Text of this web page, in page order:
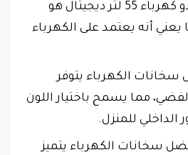
النوع: سخان تورنيدو كهرباء 55 لتر ديجيتال هو
أنه يعتمد على الكهرباء
الكهرباء يتوفر
مما يسمح باختيار اللون
الداخلي للمنزل.
سخانات الكهرباء يتميز